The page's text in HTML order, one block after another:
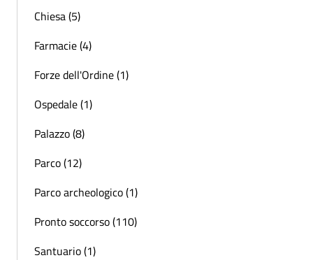
Chiesa (5)
Farmacie (4)
Forze dell'Ordine (1)
Ospedale (1)
Palazzo (8)
Parco (12)
Parco archeologico (1)
Pronto soccorso (110)
Santuario (1)